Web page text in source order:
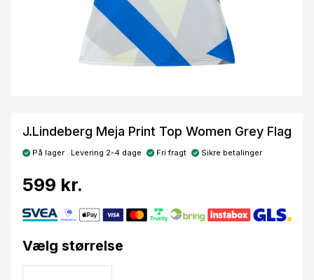
J.Lindeberg Meja Print Top Women Grey Flag
På lager . Levering 2-4 dage Fri fragt Sikre betalinger
599 kr.
Vælg størrelse